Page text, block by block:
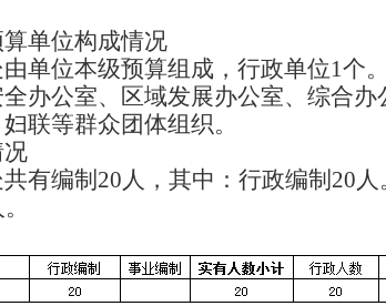
算单位构成情况
单位本级预算组成，行政单位1个
办公室、区域发展办公室、综合
联等群众团体组织。
况
有编制20人，其中：行政编制20